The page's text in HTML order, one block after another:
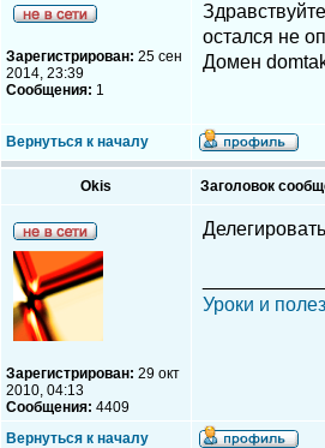
Зарегистрирован: 25 сен
2014, 23:39
Сообщения: 1
остался не
Домен
Вернуться к началу
Okis Заголовок
Зарегистрирован: 29 окт
2010, 04:13
Сообщения: 4409
Уроки и
Вернуться к началу